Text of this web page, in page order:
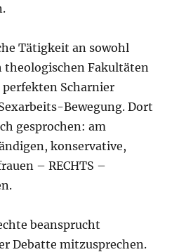
Tätigkeit an sowohl
theologischen Fakultäten
Scharnier
Bewegung. Dort
gesprochen: am
konservative,
– RECHTS –
beansprucht
Debatte mitzusprechen.